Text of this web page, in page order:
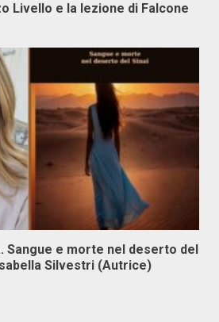
Livello e la lezione di Falcone
Sangue e morte nel deserto del
Silvestri (Autrice)